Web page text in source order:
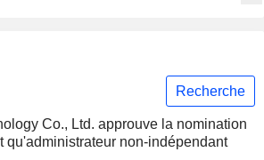
Recherche
Co., Ltd. approuve la nomination
qu'administrateur non-indépendant